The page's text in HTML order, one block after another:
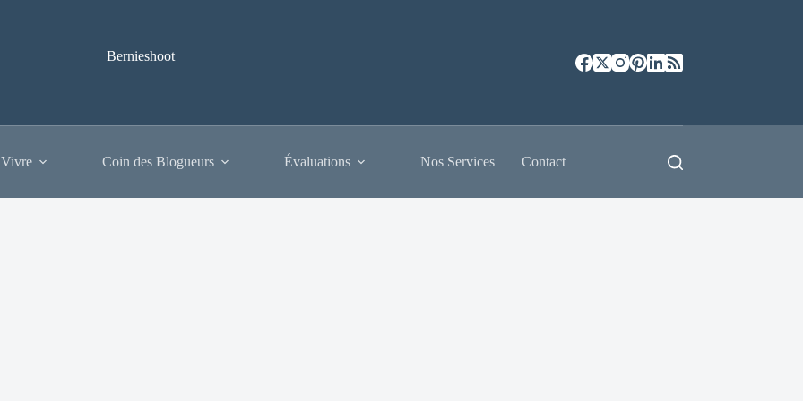
Bernieshoot
Coin des Blogueurs Évaluations Nos Services Contact